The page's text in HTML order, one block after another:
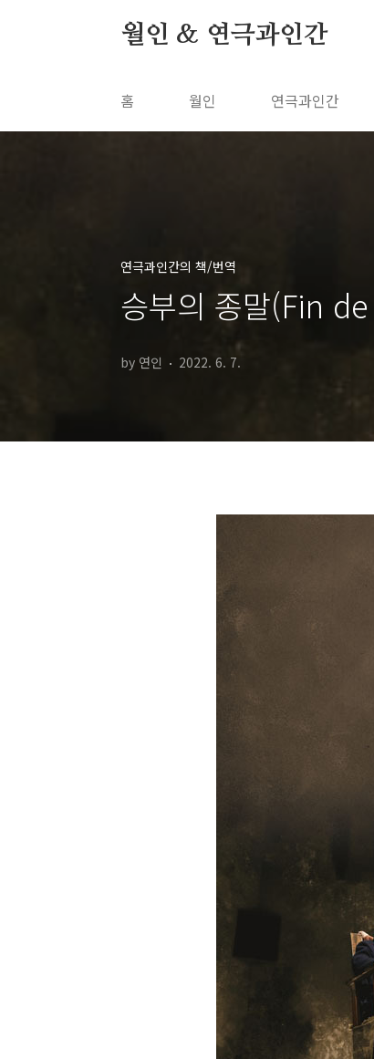
월인 & 연극과인간
홈 월인 연극과인간
연극과인간의 책/번역
승부의 종말(Fin
by 연인 2022. 6. 7.